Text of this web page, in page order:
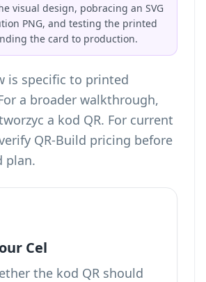
visual design, pobracing an SVG
PNG, and testing the printed
the card to production.
is specific to printed
a broader walkthrough,
a kod QR. For current
QR-Build pricing before
plan.
Cel
the kod QR should